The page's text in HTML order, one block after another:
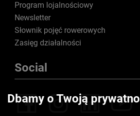
Program lojalnościowy
Newsletter
Słownik pojęć rowerowych
Zasięg działalności
Social
Dbamy o Twoją